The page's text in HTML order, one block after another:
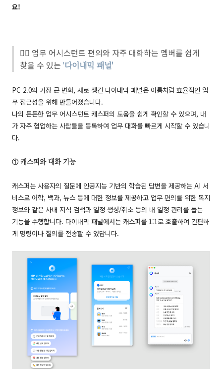
요!
☝🏻 업무 어시스턴트 편의와 자주 대화하는 멤버를 쉽게
찾을 수 있는 '다이내믹 패널'
PC 2.0의 가장 큰 변화, 새로 생긴 다이내믹 패널은 이름처럼 효율적인 업
무 접근성을 위해 만들어졌습니다.
나의 든든한 업무 어시스턴트 캐스퍼의 도움을 쉽게 확인할 수 있으며, 내
가 자주 협업하는 사람들을 등록하여 업무 대화를 빠르게 시작할 수 있습니
다.
① 캐스퍼와 대화 기능
캐스퍼는 사용자의 질문에 인공지능 기반의 학습된 답변을 제공하는 AI 서
비스로 어학, 백과, 뉴스 등에 대한 정보를 제공하고 업무 편의를 위한 복지
정보와 같은 사내 지식 검색과 일정 생성/취소 등의 내 일정 관리를 돕는
기능을 수행합니다. 다이내믹 패널에서는 캐스퍼를 1:1로 호출하여 간편하
게 명령이나 질의를 전송할 수 있답니다.